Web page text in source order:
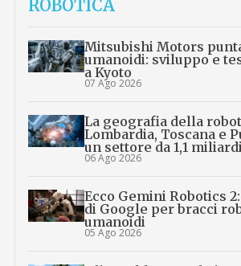
ROBOTICA
Mitsubishi Motors
umanoidi: sviluppo e
a Kyoto
07 Ago 2026
La geografia della
Lombardia, Toscana e
un settore da 1,1
06 Ago 2026
Ecco Gemini Robotics
di Google per bracci
umanoidi
05 Ago 2026